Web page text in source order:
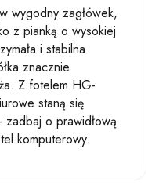
wygodny zagłówek,
z pianką o wysokiej
i stabilna
znacznie
Z fotelem HG-
staną się
zadbaj o prawidłową
komputerowy.